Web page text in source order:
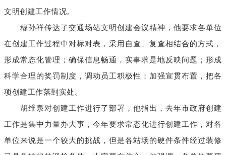
文明创建工作情况。
穆孙祥传达了交通场站文明创建会议精神，他要求各单位
在创建工作过程中对标对表，采用自查、复查相结合的方式，
形成常态化管理；确保信息畅通，实事求是地反映问题；形成
科学合理的奖罚制度，调动员工积极性；加强宣贯布置，把各
项创建工作落到实处。
胡维泉对创建工作进行了部署，他指出，去年市政府创建
工作是集中力量办大事，今年要求常态化进行创建工作，对各
单位来说是一个较大的挑战，但是各站场的硬件条件经过装修